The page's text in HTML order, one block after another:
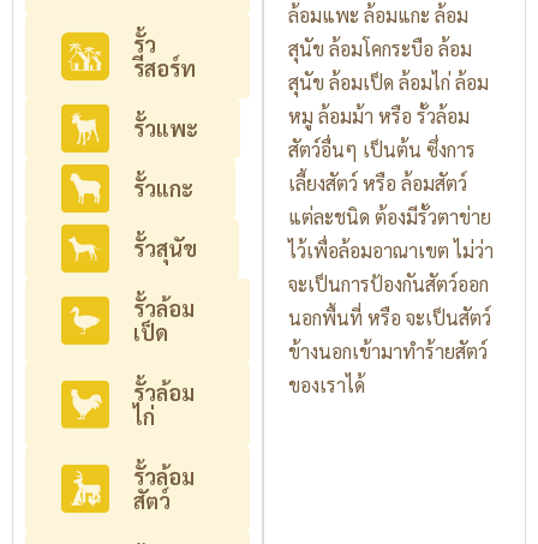
รั้ว
รีสอร์ท
รั้วแพะ
รั้วแกะ
รั้วสุนัข
รั้วล้อม
เป็ด
รั้วล้อม
ไก่
รั้วล้อม
สัตว์
ล้อมแพะ ล้อมแกะ ล้อม
สุนัข ล้อมโคกระบือ ล้อม
สุนัข ล้อมเป็ด ล้อมไก่ ล้อม
หมู ล้อมม้า หรือ รั้วล้อม
สัตว์อื่นๆ เป็นต้น ซึ่งการ
เลี้ยงสัตว์ หรือ ล้อมสัตว์
แต่ละชนิด ต้องมีรั้วตาข่าย
ไว้เพื่อล้อมอาณาเขต ไม่ว่า
จะเป็นการป้องกันสัตว์ออก
นอกพื้นที่ หรือ จะเป็นสัตว์
ข้างนอกเข้ามาทำร้ายสัตว์
ของเราได้